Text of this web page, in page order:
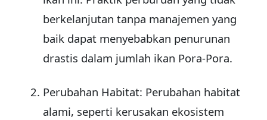
berkelanjutan tanpa manajemen yang
baik dapat menyebabkan penurunan
drastis dalam jumlah ikan Pora-Pora.
Perubahan Habitat: Perubahan habitat
alami, seperti kerusakan ekosistem